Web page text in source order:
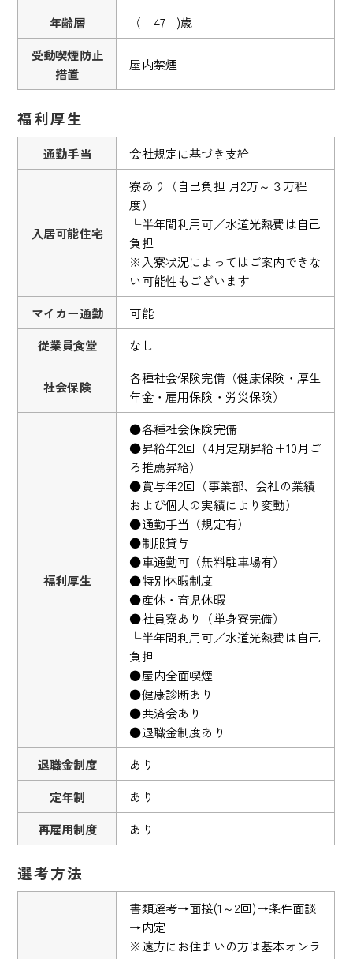
年齢層
（ 47 )歳
受動喫煙防止
措置
屋内禁煙
福利厚生
通勤手当 会社規定に基づき支給
入居可能住宅
寮あり（自己負担 月2万～３万程
度）
└半年間利用可／水道光熱費は自己
負担
※入寮状況によってはご案内できな
い可能性もございます
マイカー通勤
可能
従業員食堂
なし
社会保険
各種社会保険完備（健康保険・厚生
年金・雇用保険・労災保険）
福利厚生
●各種社会保険完備
●昇給年2回（4月定期昇給＋10月ご
ろ推薦昇給）
●賞与年2回（事業部、会社の業績
および個人の実績により変動）
●通勤手当（規定有）
●制服貸与
●車通勤可（無料駐車場有）
●特別休暇制度
●産休・育児休暇
●社員寮あり（単身寮完備）
└半年間利用可／水道光熱費は自己
負担
●屋内全面喫煙
●健康診断あり
●共済会あり
●退職金制度あり
退職金制度
あり
定年制
あり
再雇用制度
あり
選考方法
書類選考→面接(1～2回)→条件面談
→内定
※遠方にお住まいの方は基本オンラ